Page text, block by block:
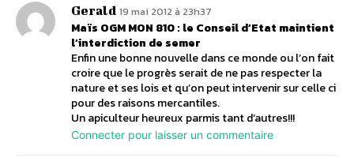
Gerald 19 mai 2012 à 23h37
Maïs OGM MON 810 : le Conseil d’Etat maintient
l’interdiction de semer
Enfin une bonne nouvelle dans ce monde ou l’on fait
croire que le progrès serait de ne pas respecter la
nature et ses lois et qu’on peut intervenir sur celle ci
pour des raisons mercantiles.
Un apiculteur heureux parmis tant d’autres!!!
Connecter pour laisser un commentaire